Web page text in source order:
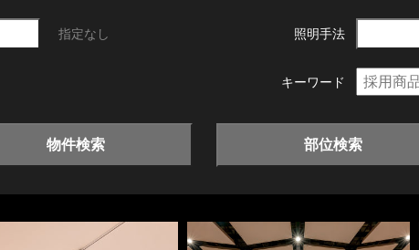
指定なし 照明手法
キーワード
物件検索 部位検索